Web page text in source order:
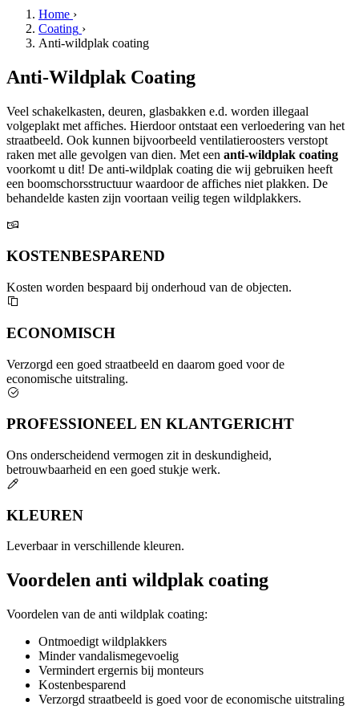
Home ›
Coating ›
Anti-wildplak coating
Anti-Wildplak Coating
Veel schakelkasten, deuren, glasbakken e.d. worden illegaal
volgeplakt met affiches. Hierdoor ontstaat een verloedering van het
straatbeeld. Ook kunnen bijvoorbeeld ventilatieroosters verstopt
raken met alle gevolgen van dien. Met een anti-wildplak coating
voorkomt u dit! De anti-wildplak coating die wij gebruiken heeft
een boomschorsstructuur waardoor de affiches niet plakken. De
behandelde kasten zijn voortaan veilig tegen wildplakkers.
KOSTENBESPAREND
Kosten worden bespaard bij onderhoud van de objecten.
ECONOMISCH
Verzorgd een goed straatbeeld en daarom goed voor de
economische uitstraling.
PROFESSIONEEL EN KLANTGERICHT
Ons onderscheidend vermogen zit in deskundigheid,
betrouwbaarheid en een goed stukje werk.
KLEUREN
Leverbaar in verschillende kleuren.
Voordelen anti wildplak coating
Voordelen van de anti wildplak coating:
Ontmoedigt wildplakkers
Minder vandalismegevoelig
Vermindert ergernis bij monteurs
Kostenbesparend
Verzorgd straatbeeld is goed voor de economische uitstraling